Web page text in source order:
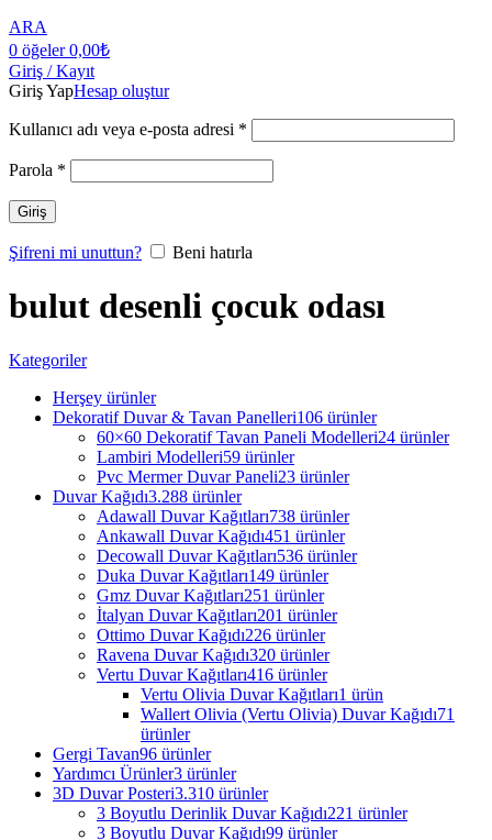
ARA
0 öğeler 0,00₺
Giriş / Kayıt
Giriş YapHesap oluştur
Kullanıcı adı veya e-posta adresi *
Parola *
Giriş
Şifreni mi unuttun? Beni hatırla
bulut desenli çocuk odası
Kategoriler
Herşey ürünler
Dekoratif Duvar & Tavan Panelleri106 ürünler
60×60 Dekoratif Tavan Paneli Modelleri24 ürünler
Lambiri Modelleri59 ürünler
Pvc Mermer Duvar Paneli23 ürünler
Duvar Kağıdı3.288 ürünler
Adawall Duvar Kağıtları738 ürünler
Ankawall Duvar Kağıdı451 ürünler
Decowall Duvar Kağıtları536 ürünler
Duka Duvar Kağıtları149 ürünler
Gmz Duvar Kağıtları251 ürünler
İtalyan Duvar Kağıtları201 ürünler
Ottimo Duvar Kağıdı226 ürünler
Ravena Duvar Kağıdı320 ürünler
Vertu Duvar Kağıtları416 ürünler
Vertu Olivia Duvar Kağıtları1 ürün
Wallert Olivia (Vertu Olivia) Duvar Kağıdı71
ürünler
Gergi Tavan96 ürünler
Yardımcı Ürünler3 ürünler
3D Duvar Posteri3.310 ürünler
3 Boyutlu Derinlik Duvar Kağıdı221 ürünler
3 Boyutlu Duvar Kağıdı99 ürünler